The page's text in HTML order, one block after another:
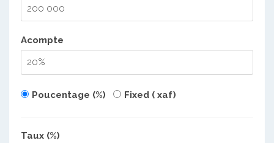
Acompte
Poucentage (%) Fixed ( xaf)
Taux (%)